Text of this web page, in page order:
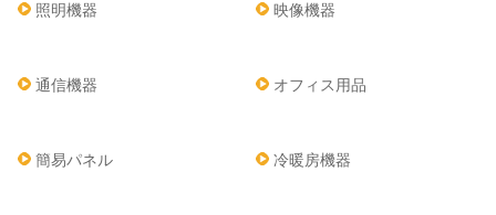
照明機器 映像機器
通信機器 オフィス用品
簡易パネル 冷暖房機器